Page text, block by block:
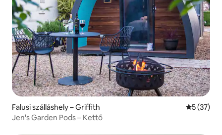
Falusi szálláshely – Griffith Átlagos
5 (37)
Jen's Garden Pods – Kettő